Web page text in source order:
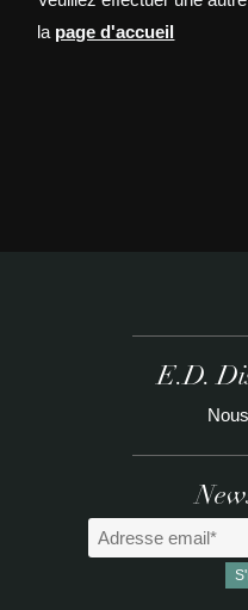
la page d'accueil
E.D.